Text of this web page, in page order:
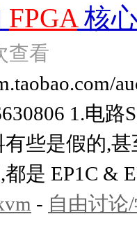
FPGA核
查看
1.电路
有些是假的,
是 EP1C &
- 自由讨论